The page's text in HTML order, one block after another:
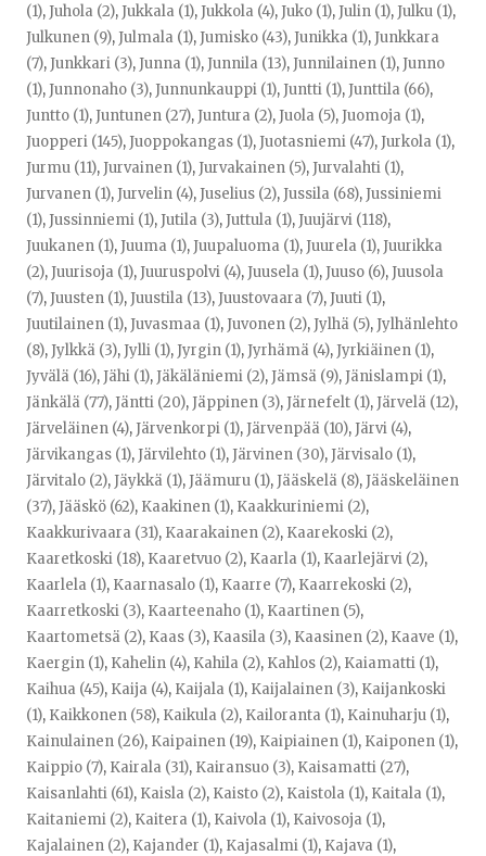
(1), Juhola (2), Jukkala (1), Jukkola (4), Juko (1), Julin (1), Julku (1),
Julkunen (9), Julmala (1), Jumisko (43), Junikka (1), Junkkara
(7), Junkkari (3), Junna (1), Junnila (13), Junnilainen (1), Junno
(1), Junnonaho (3), Junnunkauppi (1), Juntti (1), Junttila (66),
Juntto (1), Juntunen (27), Juntura (2), Juola (5), Juomoja (1),
Juopperi (145), Juoppokangas (1), Juotasniemi (47), Jurkola (1),
Jurmu (11), Jurvainen (1), Jurvakainen (5), Jurvalahti (1),
Jurvanen (1), Jurvelin (4), Juselius (2), Jussila (68), Jussiniemi
(1), Jussinniemi (1), Jutila (3), Juttula (1), Juujärvi (118),
Juukanen (1), Juuma (1), Juupaluoma (1), Juurela (1), Juurikka
(2), Juurisoja (1), Juuruspolvi (4), Juusela (1), Juuso (6), Juusola
(7), Juusten (1), Juustila (13), Juustovaara (7), Juuti (1),
Juutilainen (1), Juvasmaa (1), Juvonen (2), Jylhä (5), Jylhänlehto
(8), Jylkkä (3), Jylli (1), Jyrgin (1), Jyrhämä (4), Jyrkiäinen (1),
Jyvälä (16), Jähi (1), Jäkäläniemi (2), Jämsä (9), Jänislampi (1),
Jänkälä (77), Jäntti (20), Jäppinen (3), Järnefelt (1), Järvelä (12),
Järveläinen (4), Järvenkorpi (1), Järvenpää (10), Järvi (4),
Järvikangas (1), Järvilehto (1), Järvinen (30), Järvisalo (1),
Järvitalo (2), Jäykkä (1), Jäämuru (1), Jääskelä (8), Jääskeläinen
(37), Jääskö (62), Kaakinen (1), Kaakkuriniemi (2),
Kaakkurivaara (31), Kaarakainen (2), Kaarekoski (2),
Kaaretkoski (18), Kaaretvuo (2), Kaarla (1), Kaarlejärvi (2),
Kaarlela (1), Kaarnasalo (1), Kaarre (7), Kaarrekoski (2),
Kaarretkoski (3), Kaarteenaho (1), Kaartinen (5),
Kaartometsä (2), Kaas (3), Kaasila (3), Kaasinen (2), Kaave (1),
Kaergin (1), Kahelin (4), Kahila (2), Kahlos (2), Kaiamatti (1),
Kaihua (45), Kaija (4), Kaijala (1), Kaijalainen (3), Kaijankoski
(1), Kaikkonen (58), Kaikula (2), Kailoranta (1), Kainuharju (1),
Kainulainen (26), Kaipainen (19), Kaipiainen (1), Kaiponen (1),
Kaippio (7), Kairala (31), Kairansuo (3), Kaisamatti (27),
Kaisanlahti (61), Kaisla (2), Kaisto (2), Kaistola (1), Kaitala (1),
Kaitaniemi (2), Kaitera (1), Kaivola (1), Kaivosoja (1),
Kajalainen (2), Kajander (1), Kajasalmi (1), Kajava (1),